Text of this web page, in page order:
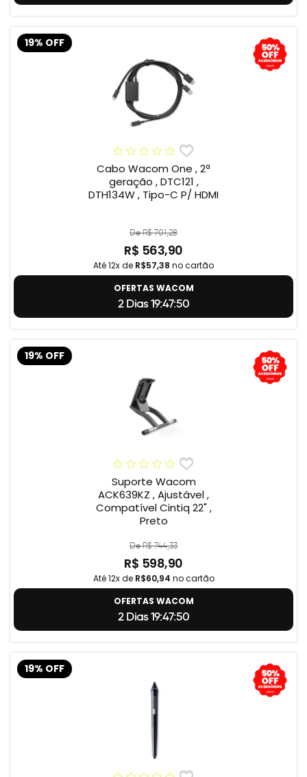
19% OFF
Cabo Wacom One , 2ª
geração , DTC121 ,
DTH134W , Tipo-C P/ HDMI
De R$ 701,28
R$ 563,90
Até 12x de R$57,38 no cartão
OFERTAS WACOM
2 Dias 19:47:49
19% OFF
Suporte Wacom
ACK639KZ , Ajustável ,
Compatível Cintiq 22" ,
Preto
De R$ 744,33
R$ 598,90
Até 12x de R$60,94 no cartão
OFERTAS WACOM
2 Dias 19:47:49
19% OFF